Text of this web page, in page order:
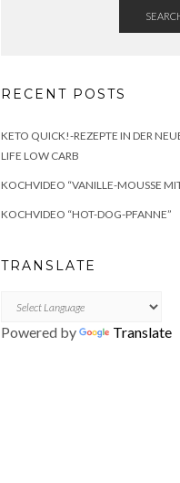
RECENT POSTS
KETO QUICK!-REZEPTE IN DER
LIFE LOW CARB
KOCHVIDEO “VANILLE-MOUSSE
KOCHVIDEO “HOT-DOG-PFANNE”
TRANSLATE
Powered by Translate